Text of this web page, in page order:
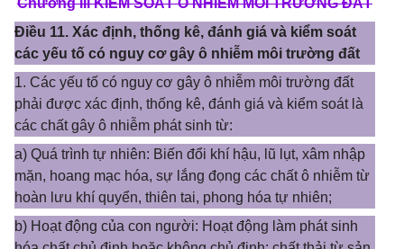
Chương III KIỂM SOÁT Ô NHIỄM MÔI TRƯỜNG ĐẤT
Điều 11. Xác định, thống kê, đánh giá và kiểm soát
các yếu tố có nguy cơ gây ô nhiễm môi trường đất
1. Các yếu tố có nguy cơ gây ô nhiễm môi trường đất
phải được xác định, thống kê, đánh giá và kiểm soát là
các chất gây ô nhiễm phát sinh từ:
a) Quá trình tự nhiên: Biến đổi khí hậu, lũ lụt, xâm nhập
mặn, hoang mạc hóa, sự lắng đọng các chất ô nhiễm từ
hoàn lưu khí quyển, thiên tai, phong hóa tự nhiên;
b) Hoạt động của con người: Hoạt động làm phát sinh